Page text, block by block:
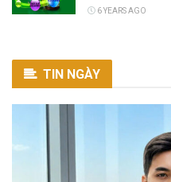
6 YEARS AGO
TIN NGÀY